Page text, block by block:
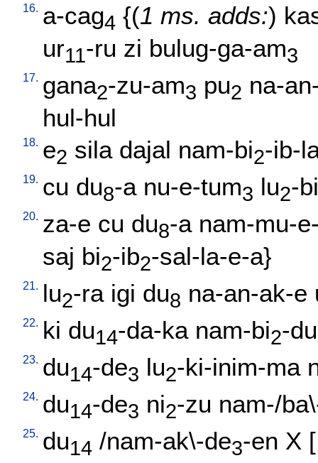
16. a-cag4 {(1 ms. adds:)
ur11-ru zi bulug-ga-am3
17. gana2-zu-am3 pu2 na-
hul-hul
18. e2 sila dajal nam-bi2-ib-
19. cu du8-a nu-e-tum3 lu2-bi
20. za-e cu du8-a nam-mu-
saj bi2-ib2-sal-la-e-a}
21. lu2-ra igi du8 na-an-ak-e
22. ki du14-da-ka nam-bi2-
23. du14-de3 lu2-ki-inim-ma
24. du14-de3 ni2-zu nam-/
25. du14 /nam-ak\-de3-en X [